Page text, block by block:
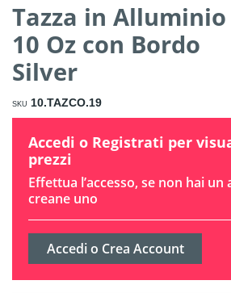
Tazza in Alluminio
10 Oz con Bordo
Silver
SKU 10.TAZCO.19
Accedi o Registrati per
prezzi
Effettua l’accesso, se non hai
creane uno
Accedi o Crea Account